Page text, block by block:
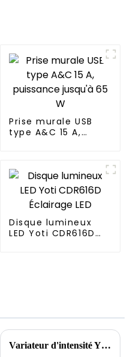
Prise murale USB
type A&C 15 A,
Disque lumineux
LED Yoti CDR616D
Variateur d'intensité YDM001 : à la pointe de la nouvelle tendance de la rime lumineuse intelligente